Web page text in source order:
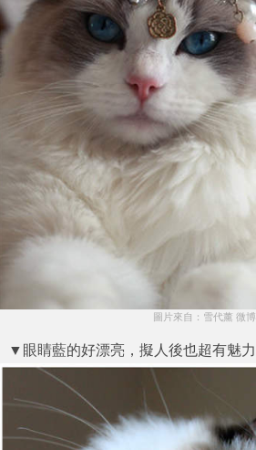
圖片來自：雪代薰 微博
▼眼睛藍的好漂亮，擬人後也超有魅力